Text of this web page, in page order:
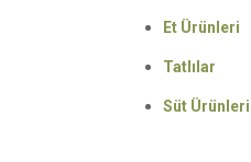
Et Ürünleri
Tatlılar
Süt Ürünleri